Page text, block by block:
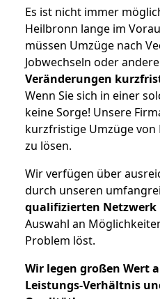
Es ist nicht immer
Heilbronn lange im
müssen Umzüge nach
Jobwechseln oder
Veränderungen
Wenn Sie sich in einer
keine Sorge! Unsere
kurzfristige Umzüge von
zu lösen.
Wir verfügen über
durch unseren
qualifizierten Netzwerk
Auswahl an
Problem löst.
Wir legen großen Wert
Leistungs-Verhältnis